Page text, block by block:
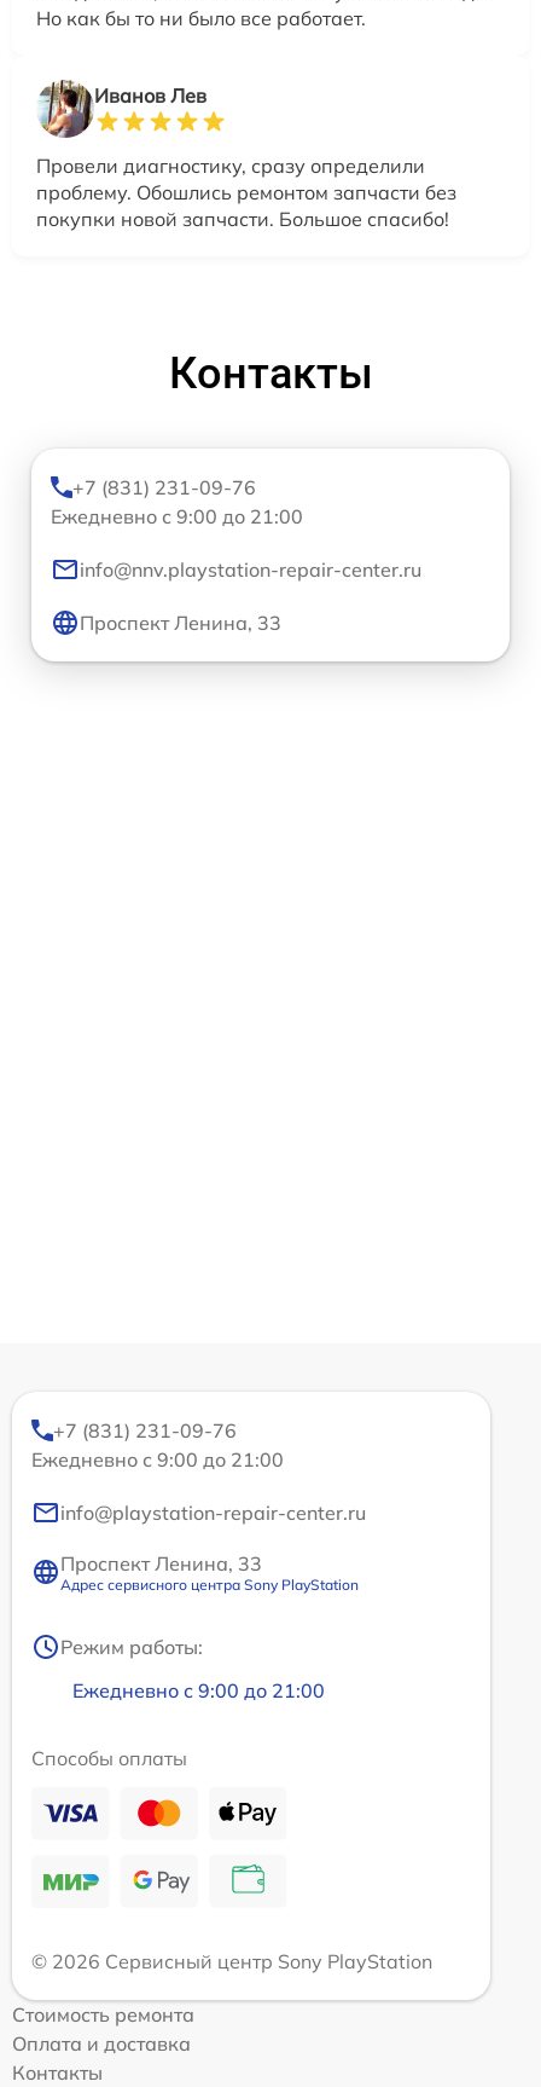
Но как бы то ни было все работает.
Иванов Лев
Провели диагностику, сразу определили
проблему. Обошлись ремонтом запчасти без
покупки новой запчасти. Большое спасибо!
Контакты
+7 (831) 231-09-76
Ежедневно с 9:00 до 21:00
info@nnv.playstation-repair-center.ru
Проспект Ленина, 33
+7 (831) 231-09-76
Ежедневно с 9:00 до 21:00
info@playstation-repair-center.ru
Проспект Ленина, 33
Адрес сервисного центра Sony PlayStation
Режим работы:
Ежедневно с 9:00 до 21:00
Способы оплаты
© 2026 Сервисный центр Sony PlayStation
Стоимость ремонта
Оплата и доставка
Контакты